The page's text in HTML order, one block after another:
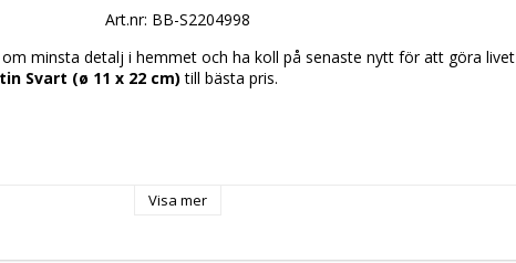
Art.nr: BB-S2204998
minsta detalj i hemmet och ha koll på senaste nytt för att göra livet
Svart (ø 11 x 22 cm) till bästa pris.
Visa mer